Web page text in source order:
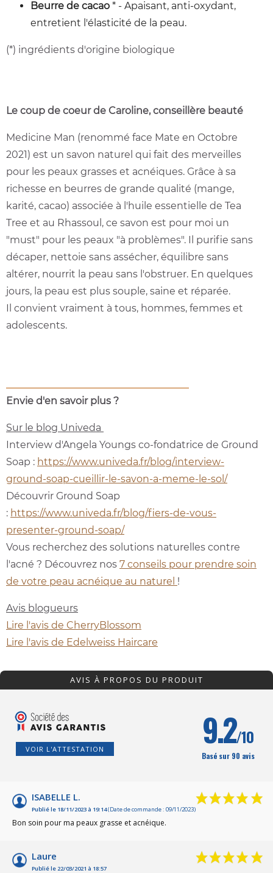
Beurre de cacao * - Apaisant, anti-oxydant,
entretient l'élasticité de la peau.
(*) ingrédients d'origine biologique
Le coup de coeur de Caroline, conseillère beauté
Medicine Man (renommé face Mate en Octobre
2021) est un savon naturel qui fait des merveilles
pour les peaux grasses et acnéiques. Grâce à sa
richesse en beurres de grande qualité (mange,
karité, cacao) associée à l'huile essentielle de Tea
Tree et au Rhassoul, ce savon est pour moi un
"must" pour les peaux "à problèmes". I l purifie sans
décaper, nettoie sans assécher, équilibre sans
altérer, nourrit la peau sans l'obstruer. En quelques
jours, la peau est plus souple, saine et réparée.
Il convient vraiment à tous, hommes, femmes et
adolescents.
Envie d'en savoir plus ?
Sur le blog Univeda
Interview d'Angela Youngs co-fondatrice de Ground
Soap : https://www.univeda.fr/blog/interview-
ground-soap-cueillir-le-savon-a-meme-le-sol/
Découvrir Ground Soap
: https://www.univeda.fr/blog/fiers-de-vous-
presenter-ground-soap/
Vous recherchez des solutions naturelles contre
l'acné ? Découvrez nos 7 conseils pour prendre soin
de votre peau acnéique au naturel !
Avis blogueurs
Lire l'avis de CherryBlossom
Lire l'avis de Edelweiss Haircare
AVIS À PROPOS DU PRODUIT
VOIR L'ATTESTATION 9.2/10
Basé sur 90 avis
ISABELLE L.
Publié le 18/11/2023 à 19:14(Date de commande : 09/11/2023)
Bon soin pour ma peaux grasse et acnéique.
Laure
Publié le 22/03/2021 à 18:57